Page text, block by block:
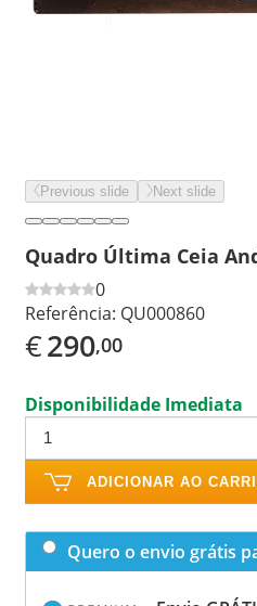
Previous slide Next slide
Quadro Última Ceia
0
Referência: QU000860
€290,00
Disponibilidade Imediata
ADICIONAR AO
Quero o envio grátis